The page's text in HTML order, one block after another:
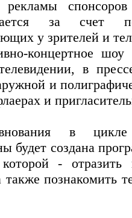
рекламы
за счет
у зрителей и
концертное
в
и
и
в цикле
будет создана
- отразить
познакомить